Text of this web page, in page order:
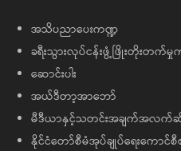
အသိပညာပေးကဏ္ဍ
ခရီးသွားလုပ်ငန်းဖွံ့ဖြိုးတိုးတက်မှု
ဆောင်းပါး
အယ်ဒီတာ့အာဘော်
မီဒီယာနှင့်သတင်းအချက်အလက်
နိုင်ငံတော်စီမံအုပ်ချုပ်ရေးကော